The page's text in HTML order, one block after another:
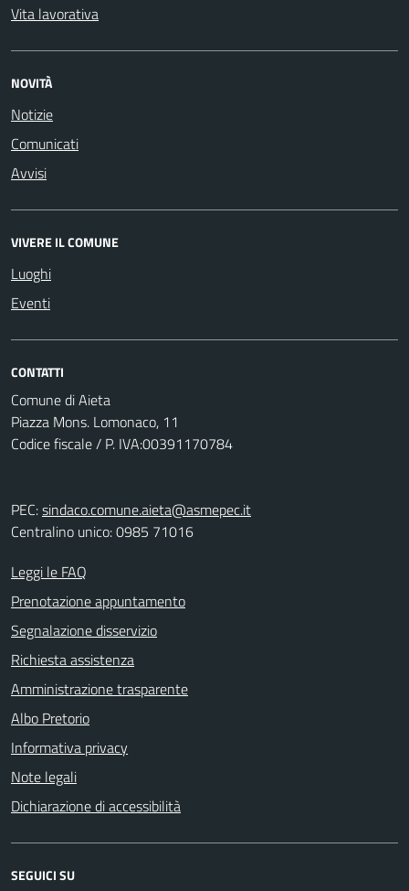
Vita lavorativa
NOVITÀ
Notizie
Comunicati
Avvisi
VIVERE IL COMUNE
Luoghi
Eventi
CONTATTI
Comune di Aieta
Piazza Mons. Lomonaco, 11
Codice fiscale / P. IVA:00391170784
PEC:sindaco.comune.aieta@asmepec.it
Centralino unico: 0985 71016
Leggi le FAQ
Prenotazione appuntamento
Segnalazione disservizio
Richiesta assistenza
Amministrazione trasparente
Albo Pretorio
Informativa privacy
Note legali
Dichiarazione di accessibilità
SEGUICI SU